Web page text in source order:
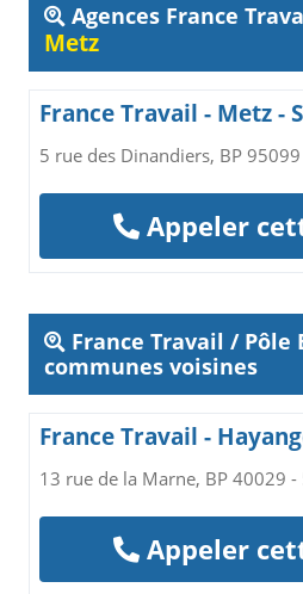
Agences France
Metz
France Travail - Metz -
5 rue des Dinandiers, BP
Appeler
France Travail / Pôle
communes voisines
France Travail -
13 rue de la Marne, BP 40029
Appeler